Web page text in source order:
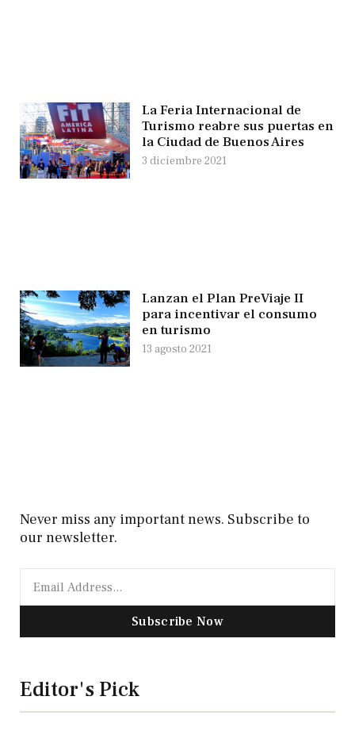
La Feria Internacional de
Turismo reabre sus puertas en
la Ciudad de Buenos Aires
3 diciembre 2021
Lanzan el Plan PreViaje II
para incentivar el consumo
en turismo
13 agosto 2021
Never miss any important news. Subscribe to
our newsletter.
Subscribe Now
Editor's Pick